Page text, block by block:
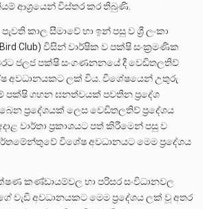
ආශ්‍රයෙන් විස්තර කර තිබුණි.
කාල සීමාවේ හා ඉන් පසු ව ශ්‍රී ලංකා
Club) විසින් වාර්ෂික ව පක්ෂි සංක්‍රමණික
ජලජ පක්ෂි සංගණනනයේ දී වෙඩිතලතිව්
අවධානයකට ලක් විය. විශේෂයෙන් උතුරු
පක්ෂි ගහන ඝනත්වයක් පවතින ප්‍රදේශ
ප්‍රදේශයක් ලෙස වෙඩිතලතිව් ප්‍රදේශය
වාර්තා ප්‍රකාශයට පත් කිරීමෙන් පසු ව
විශේෂ අවධානයට මෙම ප්‍රදේශය
කණ්ඩායම්වල හා පරිසර සංවිධානවල
වැඩි අවධානයකට මෙම ප්‍රදේශය ලක් වූ අතර